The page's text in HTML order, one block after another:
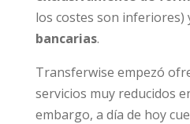
los costes son inferiores)
bancarias.
Transferwise empezó
servicios muy reducidos
embargo, a día de hoy